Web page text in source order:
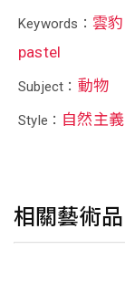
Keywords： 雲豹
pastel
Subject： 動物
Style： 自然主義
相關藝術品